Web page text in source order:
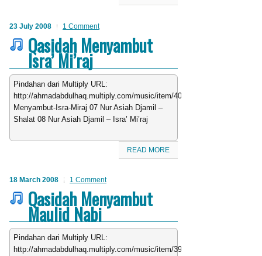
23 July 2008 1 Comment
Qasidah Menyambut
Isra’ Mi’raj
Pindahan dari Multiply URL:
http://ahmadabdulhaq.multiply.com/music/item/403/Qasidah-
Menyambut-Isra-Miraj 07 Nur Asiah Djamil –
Shalat 08 Nur Asiah Djamil – Isra’ Mi’raj
READ MORE
18 March 2008 1 Comment
Qasidah Menyambut
Maulid Nabi
Pindahan dari Multiply URL:
http://ahmadabdulhaq.multiply.com/music/item/391/qasidah-